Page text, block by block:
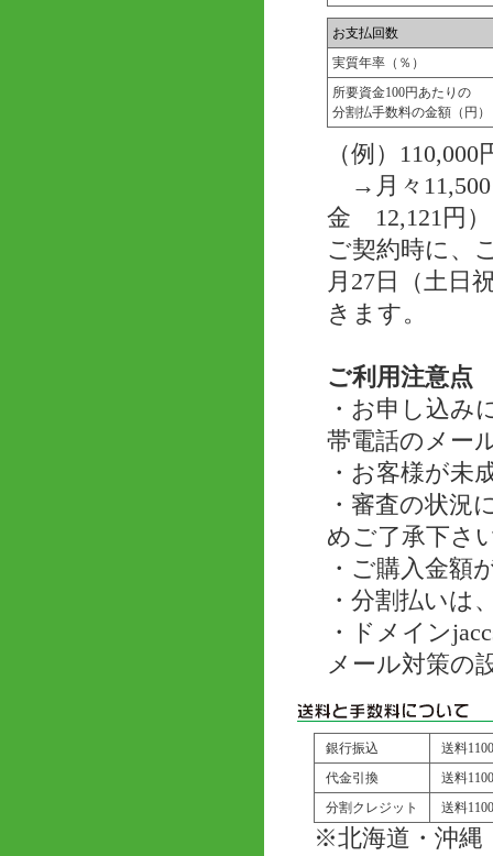
お支払回数
実質年率（％）
所要資金100円あたりの
分割払手数料の金額（円）
（例）
→月々11,500
金 12,121円）
ご契約時に、
月27日（土日
きます。
ご利用注意点
・お申し込み
帯電話のメー
・お客様が未
・審査の状況
めご了承下さ
・ご購入金額
・分割払いは
・ドメイン
メール対策の
銀行振込
送料
代金引換
送料
分割クレジット
送料
※北海道・沖縄